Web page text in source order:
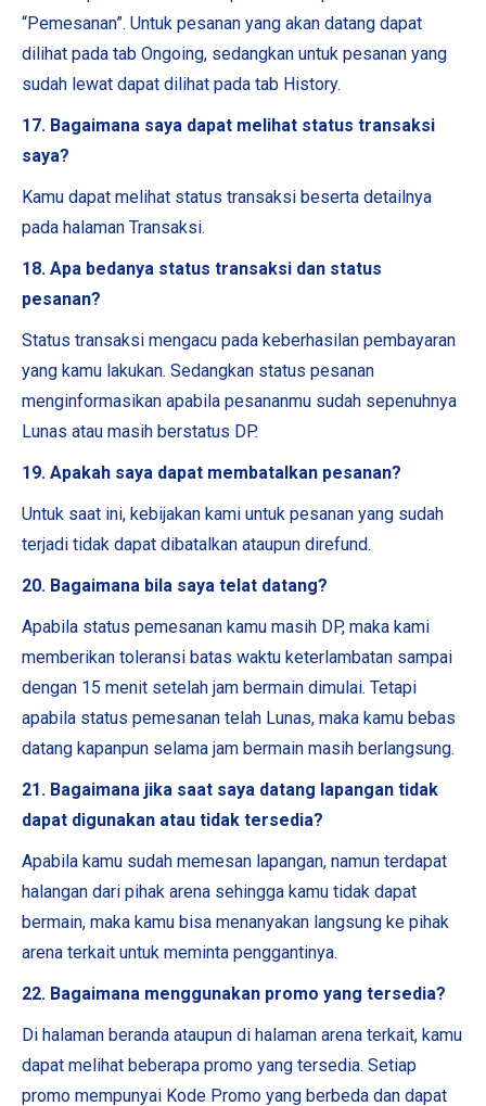
“Pemesanan”. Untuk pesanan yang akan datang dapat
dilihat pada tab Ongoing, sedangkan untuk pesanan yang
sudah lewat dapat dilihat pada tab History.
17. Bagaimana saya dapat melihat status transaksi
saya?
Kamu dapat melihat status transaksi beserta detailnya
pada halaman Transaksi.
18. Apa bedanya status transaksi dan status
pesanan?
Status transaksi mengacu pada keberhasilan pembayaran
yang kamu lakukan. Sedangkan status pesanan
menginformasikan apabila pesananmu sudah sepenuhnya
Lunas atau masih berstatus DP.
19. Apakah saya dapat membatalkan pesanan?
Untuk saat ini, kebijakan kami untuk pesanan yang sudah
terjadi tidak dapat dibatalkan ataupun direfund.
20. Bagaimana bila saya telat datang?
Apabila status pemesanan kamu masih DP, maka kami
memberikan toleransi batas waktu keterlambatan sampai
dengan 15 menit setelah jam bermain dimulai. Tetapi
apabila status pemesanan telah Lunas, maka kamu bebas
datang kapanpun selama jam bermain masih berlangsung.
21. Bagaimana jika saat saya datang lapangan tidak
dapat digunakan atau tidak tersedia?
Apabila kamu sudah memesan lapangan, namun terdapat
halangan dari pihak arena sehingga kamu tidak dapat
bermain, maka kamu bisa menanyakan langsung ke pihak
arena terkait untuk meminta penggantinya.
22. Bagaimana menggunakan promo yang tersedia?
Di halaman beranda ataupun di halaman arena terkait, kamu
dapat melihat beberapa promo yang tersedia. Setiap
promo mempunyai Kode Promo yang berbeda dan dapat